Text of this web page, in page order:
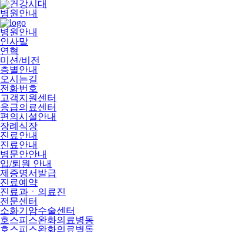
병원안내
병원안내
인사말
연혁
미션/비전
층별안내
오시는길
전화번호
고객지원센터
응급의료센터
편의시설안내
장례식장
진료안내
진료안내
병문안안내
입/퇴원 안내
제증명서발급
진료예약
진료과ㆍ의료진
전문센터
소화기암수술센터
호스피스완화의료병동
호스피스완화의료병동